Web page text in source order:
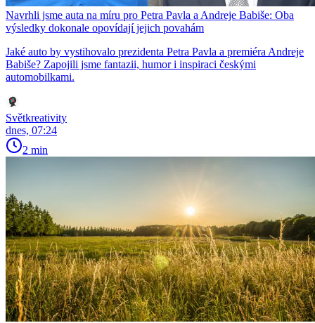
Navrhli jsme auta na míru pro Petra Pavla a Andreje Babiše: Oba
výsledky dokonale opovídají jejich povahám
Jaké auto by vystihovalo prezidenta Petra Pavla a premiéra Andreje
Babiše? Zapojili jsme fantazii, humor i inspiraci českými
automobilkami.
Světkreativity
dnes, 07:24
2 min